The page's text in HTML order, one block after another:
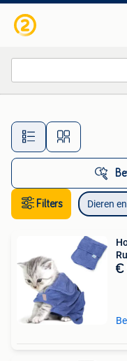
Filters Dieren
€